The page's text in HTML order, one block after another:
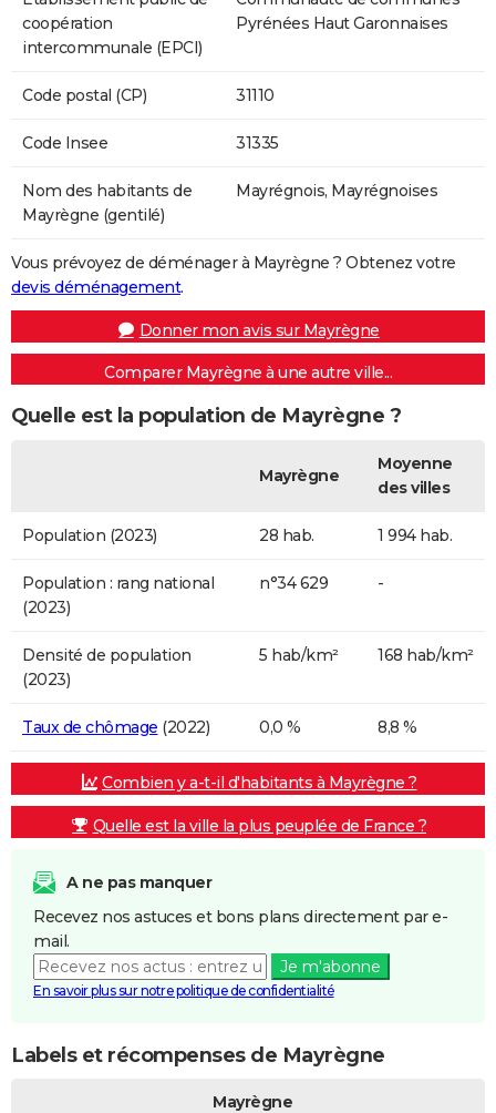
coopération
intercommunale (EPCI)
Pyrénées Haut Garonnaises
Code postal (CP) 31110
Code Insee 31335
Nom des habitants de
Mayrègne (gentilé)
Mayrégnois, Mayrégnoises
Vous prévoyez de déménager à Mayrègne ? Obtenez votre
devis déménagement.
Donner mon avis sur Mayrègne
Comparer Mayrègne à une autre ville...
Quelle est la population de Mayrègne ?
Mayrègne
Moyenne
des villes
Population (2023) 28 hab. 1 994 hab.
Population : rang national
(2023)
n°34 629 -
Densité de population
(2023)
5 hab/km² 168 hab/km²
Taux de chômage (2022) 0,0 % 8,8 %
Combien y a-t-il d'habitants à Mayrègne ?
Quelle est la ville la plus peuplée de France ?
A ne pas manquer
Recevez nos astuces et bons plans directement par e-
mail.
Je m'abonne
En savoir plus sur notre politique de confidentialité
Labels et récompenses de Mayrègne
Mayrègne